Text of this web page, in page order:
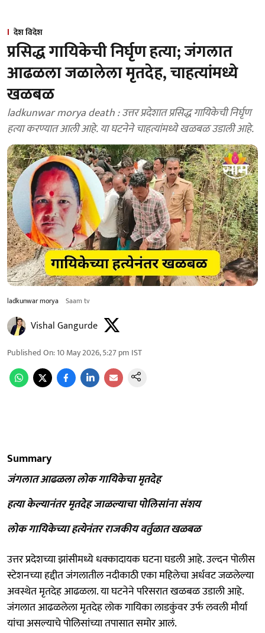
देश विदेश
प्रसिद्ध गायिकेची निर्घृण हत्या; जंगलात
आढळला जळालेला मृतदेह, चाहत्यांमध्ये
खळबळ
ladkunwar morya death : उत्तर प्रदेशात प्रसिद्ध गायिकेची निर्घृण
हत्या करण्यात आली आहे. या घटनेने चाहत्यांमध्ये खळबळ उडाली आहे.
ladkunwar morya Saam tv
Vishal Gangurde
Published On:10 May 2026, 5:27 pm IST
Summary
जंगलात आढळला लोक गायिकेचा मृतदेह
हत्या केल्यानंतर मृतदेह जाळल्याचा पोलिसांना संशय
लोक गायिकेच्या हत्येनंतर राजकीय वर्तुळात खळबळ
उत्तर प्रदेशच्या झांसीमध्ये धक्कादायक घटना घडली आहे. उल्दन पोलीस
स्टेशनच्या हद्दीत जंगलातील नदीकाठी एका महिलेचा अर्धवट जळलेल्या
अवस्थेत मृतदेह आढळला. या घटनेने परिसरात खळबळ उडाली आहे.
जंगलात आढळलेला मृतदेह लोक गायिका लाडकुंवर उर्फ लवली मौर्या
यांचा असल्याचे पोलिसांच्या तपासात समोर आलं.